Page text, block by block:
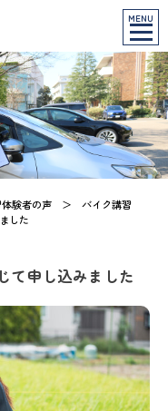
MENU
験者の声 ＞ バイク講習
した
て申し込みました